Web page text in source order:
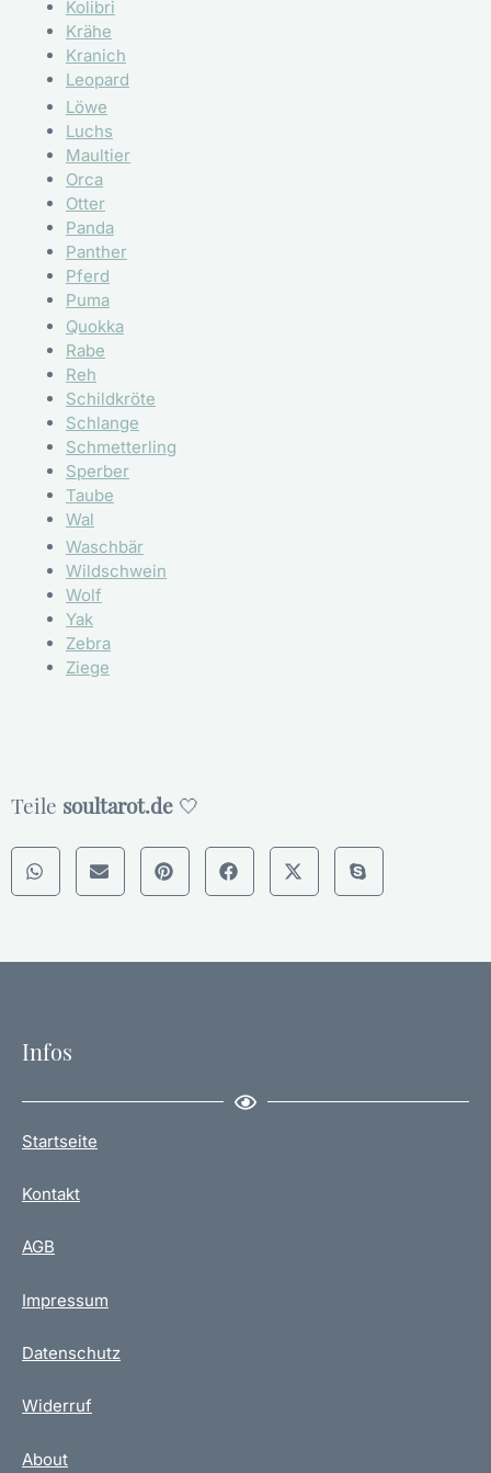
Kolibri
Krähe
Kranich
Leopard
Löwe
Luchs
Maultier
Orca
Otter
Panda
Panther
Pferd
Puma
Quokka
Rabe
Reh
Schildkröte
Schlange
Schmetterling
Sperber
Taube
Wal
Waschbär
Wildschwein
Wolf
Yak
Zebra
Ziege
Teile soultarot.de 🤍
Infos
Startseite
Kontakt
AGB
Impressum
Datenschutz
Widerruf
About